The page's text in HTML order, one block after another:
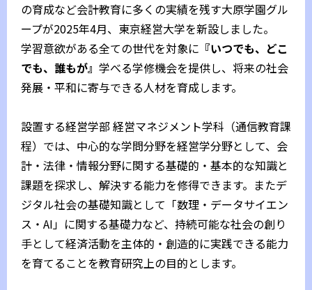
の育成など会計教育に多くの実績を残す大原学園グル
ープが2025年4月、東京経営大学を新設しました。
学習意欲がある全ての世代を対象に 『いつでも、どこ
でも、誰もが』 学べる学修機会を提供し、将来の社会
発展・平和に寄与できる人材を育成します。
設置する経営学部 経営マネジメント学科（通信教育課
程）では、中心的な学問分野を経営学分野として、会
計・法律・情報分野に関する基礎的・基本的な知識と
課題を探求し、解決する能力を修得できます。またデ
ジタル社会の基礎知識として「数理・データサイエン
ス・AI」に関する基礎力など、持続可能な社会の創り
手として経済活動を主体的・創造的に実践できる能力
を育てることを教育研究上の目的とします。